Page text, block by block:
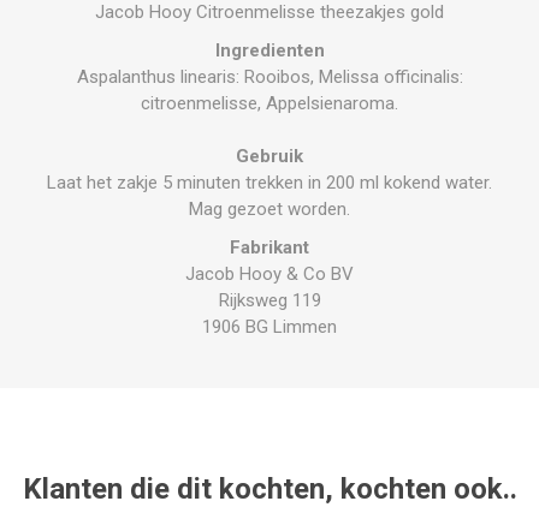
Jacob Hooy Citroenmelisse theezakjes gold
Ingredienten
Aspalanthus linearis: Rooibos, Melissa officinalis:
citroenmelisse, Appelsienaroma.
Gebruik
Laat het zakje 5 minuten trekken in 200 ml kokend water.
Mag gezoet worden.
Fabrikant
Jacob Hooy & Co BV
Rijksweg 119
1906 BG Limmen
Klanten die dit kochten, kochten ook..